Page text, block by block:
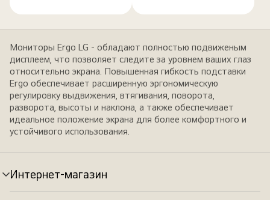
Мониторы Ergo LG - обладают полностью подвиженым
дисплеем, что позволяет следите за уровнем ваших глаз
относительно экрана. Повышенная гибкость подставки
Ergo обеспечивает расширенную эргономическую
регулировку выдвижения, втягивания, поворота,
разворота, высоты и наклона, а также обеспечивает
идеальное положение экрана для более комфортного и
устойчивого использования.
Интернет-магазин
Переключатель
меню